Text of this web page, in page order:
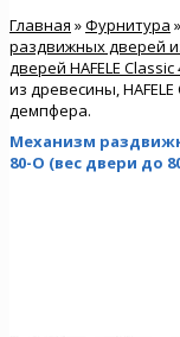
Главная »Фурнитура »
раздвижных дверей
дверей HAFELE Classic
из древесины,
демпфера.
Механизм
80-О (вес двери до